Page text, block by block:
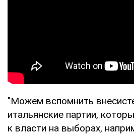
"Можем вспомнить
итальянские партии,
к власти на выборах,